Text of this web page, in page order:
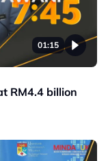
01:15
RM4.4 billion